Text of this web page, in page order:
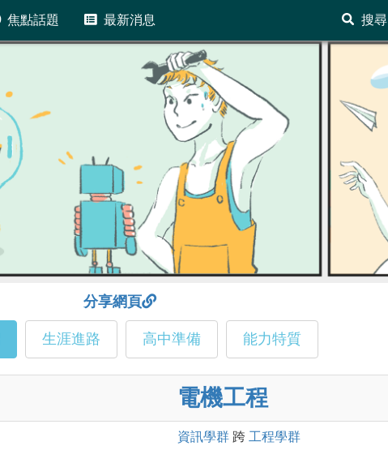
焦點話題 最新消息 搜尋
分享網頁
生涯進路 高中準備 能力特質
電機工程
資訊學群 跨 工程學群